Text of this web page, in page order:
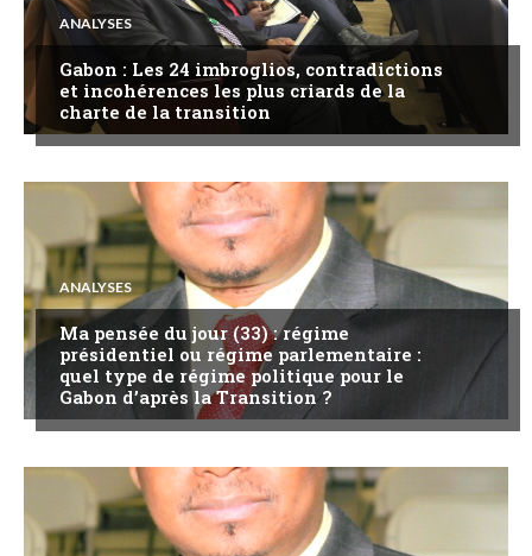
ANALYSES
Gabon : Les 24 imbroglios, contradictions
et incohérences les plus criards de la
charte de la transition
ANALYSES
Ma pensée du jour (33) : régime
présidentiel ou régime parlementaire :
quel type de régime politique pour le
Gabon d’après la Transition ?